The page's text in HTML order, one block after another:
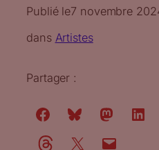
Publié le7 novembre
dans Artistes
Partager :